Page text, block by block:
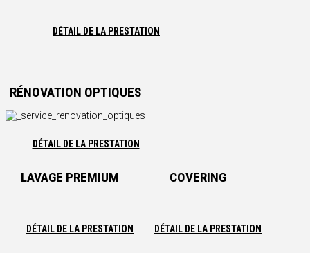
DÉTAIL DE LA PRESTATION
RÉNOVATION OPTIQUES
DÉTAIL DE LA PRESTATION
LAVAGE PREMIUM
DÉTAIL DE LA PRESTATION
COVERING
DÉTAIL DE LA PRESTATION